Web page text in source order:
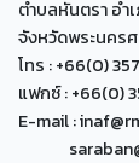
ตำบลหันตรา อำ
จังหวัดพระนคร
โทร : +66(0)
แฟกซ์ : +66(0)
E-mail :